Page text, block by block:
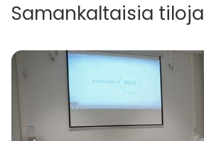
Samankaltaisia tiloja